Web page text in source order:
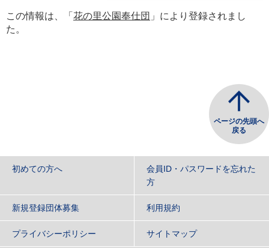
この情報は、「 花の里公園奉仕団 」により登録されまし
た。
ページの先頭へ
戻る
初めての方へ
会員ID・パスワードを忘れた
方
新規登録団体募集 利用規約
プライバシーポリシー サイトマップ